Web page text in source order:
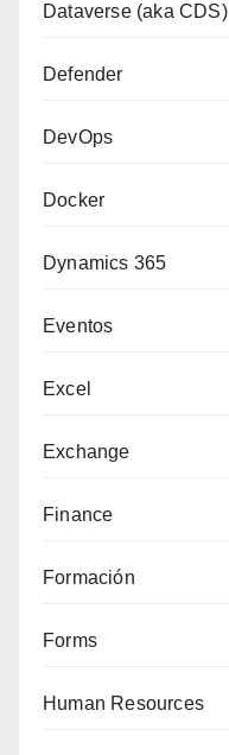
Dataverse (aka CDS)
Defender
DevOps
Docker
Dynamics 365
Eventos
Excel
Exchange
Finance
Formación
Forms
Human Resources